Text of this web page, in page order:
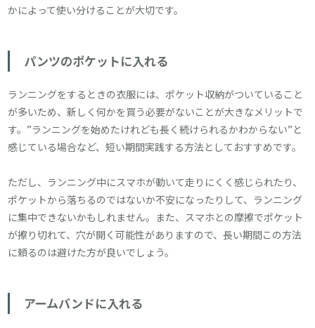
かによって使い分けることが大切です。
パンツのポケットに入れる
ランニングをするときの衣服には、ポケット収納がついていること
が多いため、新しく何かを買う必要がないことが大きなメリットで
す。”ランニングを始めたけれども長く続けられるかわからない”と
感じている場合など、短い期間実践する方法としておすすめです。
ただし、ランニング中にスマホが動いて走りにくく感じられたり、
ポケットから落ちるのではないか不安になったりして、ランニング
に集中できないかもしれません。また、スマホとの摩擦でポケット
が擦り切れて、穴が開く可能性がありますので、長い期間この方法
に頼るのは避けた方が良いでしょう。
アームバンドに入れる